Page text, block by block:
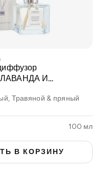
И
Травяной & пряный
100 мл
В КОРЗИНУ